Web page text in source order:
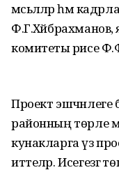
мәсьәләләр һәм
Ф.Г.Хәйбрахманов,
комитеты рәисе
Проект эшчәнлеге
районның төрле
кунакларга үз
иттеләр. Исегезгә